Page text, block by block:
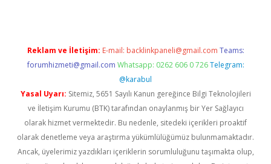
Reklam ve İletişim: E-mail: backlinkpaneli@gmail.com Teams:
forumhizmeti@gmail.com Whatsapp: 0262 606 0 726 Telegram:
@karabul
Yasal Uyarı: Sitemiz, 5651 Sayılı Kanun gereğince Bilgi Teknolojileri
ve İletişim Kurumu (BTK) tarafından onaylanmış bir Yer Sağlayıcı
olarak hizmet vermektedir. Bu nedenle, sitedeki içerikleri proaktif
olarak denetleme veya araştırma yükümlülüğümüz bulunmamaktadır.
Ancak, üyelerimiz yazdıkları içeriklerin sorumluluğunu taşımakta olup,